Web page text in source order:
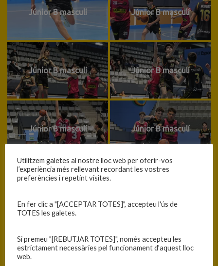
Júnior B masculí Júnior B masculí
Júnior B masculí Júnior B masculí
Júnior B masculí Júnior B masculí
Júnior B masculí Júnior B masculí
Utilitzem galetes al nostre lloc web per oferir-vos
l’experiència més rellevant recordant les vostres
preferències i repetint visites.
En fer clic a "[ACCEPTAR TOTES]", accepteu l'ús de
TOTES les galetes.
Si premeu "[REBUTJAR TOTES]", només accepteu les
estrictament necessàries pel funcionament d'aquest lloc
web.